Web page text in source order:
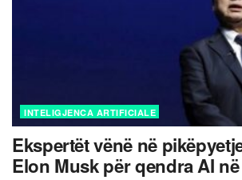
INTELIGJENCA ARTIFICIALE
Ekspertët vënë në
Elon Musk për qendra AI